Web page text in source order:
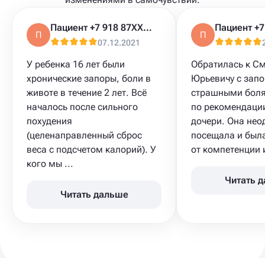
П
Пациент +7 918 87XXXXX
07.12.2021
У ребенка 16 лет были
хронические запоры​, боли в
животе в течение 2 лет. Всё
началось после сильного
похудения
(целенаправленный сброс
веса с подсчетом калорий). У
кого мы ...
Читать дальше
П
Обратилась к
Юрьевичу с
страшными
по
дочери. Она
посещала и
от компетенции
Читать